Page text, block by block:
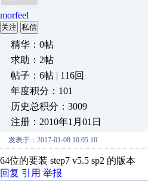
morfeel
关注 私信
精华：0帖
求助：2帖
帖子：6帖 | 116回
年度积分：101
历史总积分：3009
注册：2010年1月01日
发表于：2017-01-08 10:05:10
64位的要装 step7 v5.5 sp2 的版本
回复 引用 举报